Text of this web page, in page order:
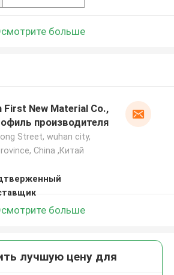
больше
First New Material Co.,
производителя
Street, wuhan city,
China ,Китай
больше
лучшую цену для